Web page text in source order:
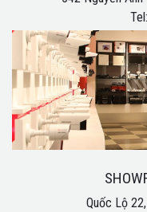
Quốc Lộ